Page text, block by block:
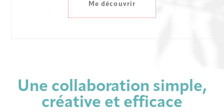
Me découvrir
Une collaboration simple,
créative et efficace